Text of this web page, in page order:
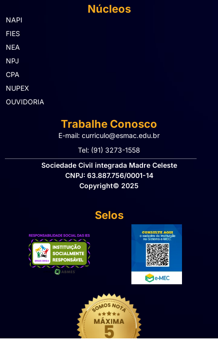
Núcleos
NAPI
FIES
NEA
NPJ
CPA
NUPEX
OUVIDORIA
Trabalhe Conosco
E-mail: curriculo@esmac.edu.br
Tel: (91) 3273-1558​
Sociedade Civil integrada Madre Celeste
CNPJ: 63.887.756/0001-14
Copyright© 2025
Selos